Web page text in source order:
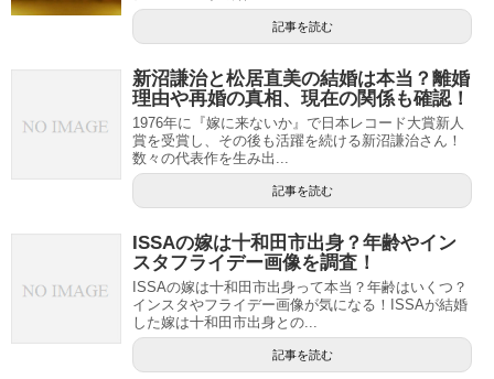
記事を読む
新沼謙治と松居直美の結婚は本当？離婚
理由や再婚の真相、現在の関係も確認！
1976年に『嫁に来ないか』で日本レコード大賞新人
賞を受賞し、その後も活躍を続ける新沼謙治さん！
数々の代表作を生み出...
記事を読む
ISSAの嫁は十和田市出身？年齢やイン
スタフライデー画像を調査！
ISSAの嫁は十和田市出身って本当？年齢はいくつ？
インスタやフライデー画像が気になる！ISSAが結婚
した嫁は十和田市出身との...
記事を読む